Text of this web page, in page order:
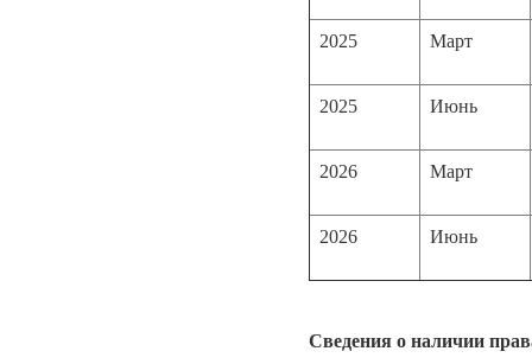
2025 Март
2025 Июнь
2026 Март
2026 Июнь
Сведения о наличии